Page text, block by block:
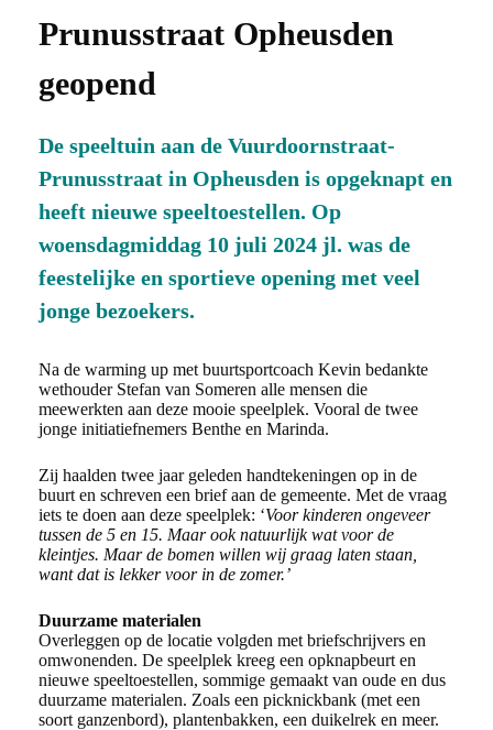
Prunusstraat Opheusden
geopend
De speeltuin aan de Vuurdoornstraat-
Prunusstraat in Opheusden is opgeknapt en
heeft nieuwe speeltoestellen. Op
woensdagmiddag 10 juli 2024 jl. was de
feestelijke en sportieve opening met veel
jonge bezoekers.
Na de warming up met buurtsportcoach Kevin bedankte
wethouder Stefan van Someren alle mensen die
meewerkten aan deze mooie speelplek. Vooral de twee
jonge initiatiefnemers Benthe en Marinda.
Zij haalden twee jaar geleden handtekeningen op in de
buurt en schreven een brief aan de gemeente. Met de vraag
iets te doen aan deze speelplek: ‘Voor kinderen ongeveer
tussen de 5 en 15. Maar ook natuurlijk wat voor de
kleintjes. Maar de bomen willen wij graag laten staan,
want dat is lekker voor in de zomer.’
Duurzame materialen
Overleggen op de locatie volgden met briefschrijvers en
omwonenden. De speelplek kreeg een opknapbeurt en
nieuwe speeltoestellen, sommige gemaakt van oude en dus
duurzame materialen. Zoals een picknickbank (met een
soort ganzenbord), plantenbakken, een duikelrek en meer.